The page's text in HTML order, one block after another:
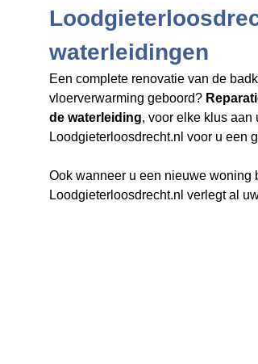
waterleidingen
Een complete renovatie van de
vloerverwarming geboord?
de waterleiding, voor elke klus aan
Loodgieterloosdrecht.nl​​​​​​​ voor u een
Ook wanneer u een nieuwe woning
Loodgieterloosdrecht.nl verlegt al